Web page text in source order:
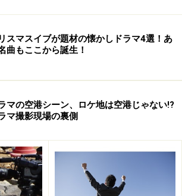
生田斗真。
から9日間、つくしと道明寺の再会を
ーヨークロケを含む2時間15分のスペ
女コミックの花園に
ジテレビ系火曜22時枠は釈由美子主演
（仮）』。テレビ朝日系では『スカイ
女弁護士』などシリアス作品の主演で
スマスイブが題材の懐かしドラマ4選！あ
曲もここから誕生！
マの空港シーン、ロケ地は空港じゃない!?
マ撮影現場の裏側